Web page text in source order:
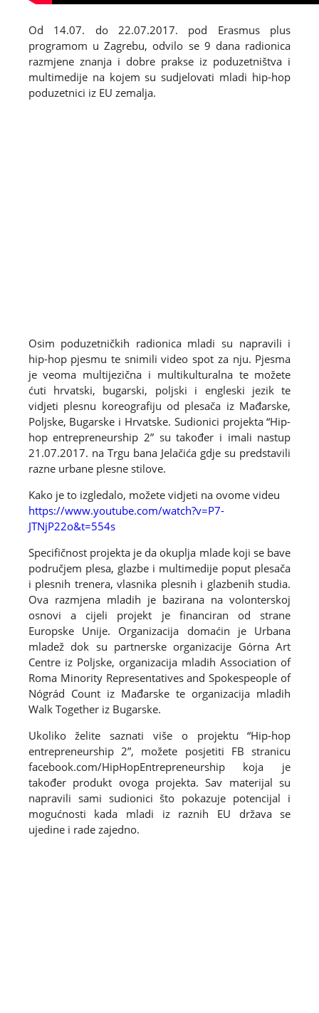
Od 14.07. do 22.07.2017. pod Erasmus plus
programom u Zagrebu, odvilo se 9 dana radionica
razmjene znanja i dobre prakse iz poduzetništva i
multimedije na kojem su sudjelovati mladi hip-hop
poduzetnici iz EU zemalja.
Osim poduzetničkih radionica mladi su napravili i
hip-hop pjesmu te snimili video spot za nju. Pjesma
je veoma multijezična i multikulturalna te možete
ćuti hrvatski, bugarski, poljski i engleski jezik te
vidjeti plesnu koreografiju od plesača iz Mađarske,
Poljske, Bugarske i Hrvatske. Sudionici projekta “Hip-
hop entrepreneurship 2” su također i imali nastup
21.07.2017. na Trgu bana Jelačića gdje su predstavili
razne urbane plesne stilove.
Kako je to izgledalo, možete vidjeti na ovome videu
https://www.youtube.com/watch?v=P7-
JTNjP22o&t=554s
Specifičnost projekta je da okuplja mlade koji se bave
područjem plesa, glazbe i multimedije poput plesača
i plesnih trenera, vlasnika plesnih i glazbenih studia.
Ova razmjena mladih je bazirana na volonterskoj
osnovi a cijeli projekt je financiran od strane
Europske Unije. Organizacija domaćin je Urbana
mladež dok su partnerske organizacije Górna Art
Centre iz Poljske, organizacija mladih Association of
Roma Minority Representatives and Spokespeople of
Nógrád Count iz Mađarske te organizacija mladih
Walk Together iz Bugarske.
Ukoliko želite saznati više o projektu “Hip-hop
entrepreneurship 2”, možete posjetiti FB stranicu
facebook.com/HipHopEntrepreneurship koja je
također produkt ovoga projekta. Sav materijal su
napravili sami sudionici što pokazuje potencijal i
mogućnosti kada mladi iz raznih EU država se
ujedine i rade zajedno.